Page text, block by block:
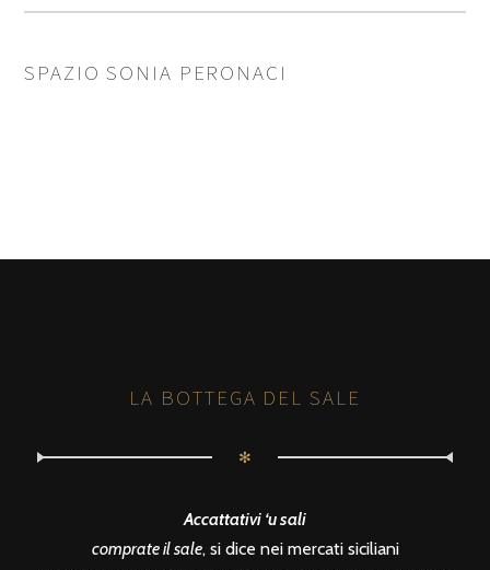
SPAZIO SONIA PERONACI
LA BOTTEGA DEL SALE
✻
Accattativi ‘u sali
comprate il sale, si dice nei mercati siciliani